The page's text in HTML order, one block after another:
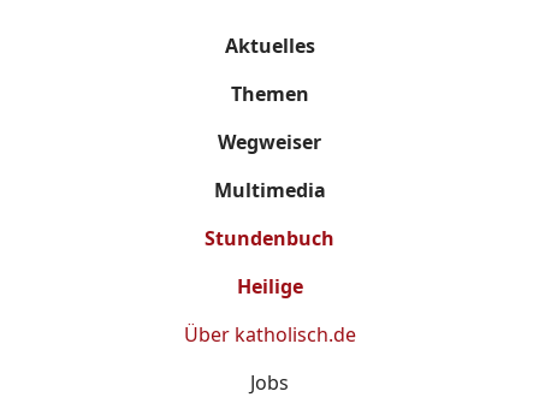
Aktuelles
Themen
Wegweiser
Multimedia
Stundenbuch
Heilige
Über katholisch.de
Jobs